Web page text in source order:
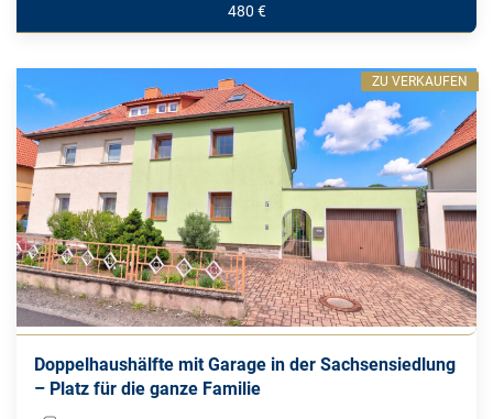
480 €
Doppelhaushälfte mit Garage in der Sachsensiedlung
– Platz für die ganze Familie
ZU VERKAUFEN